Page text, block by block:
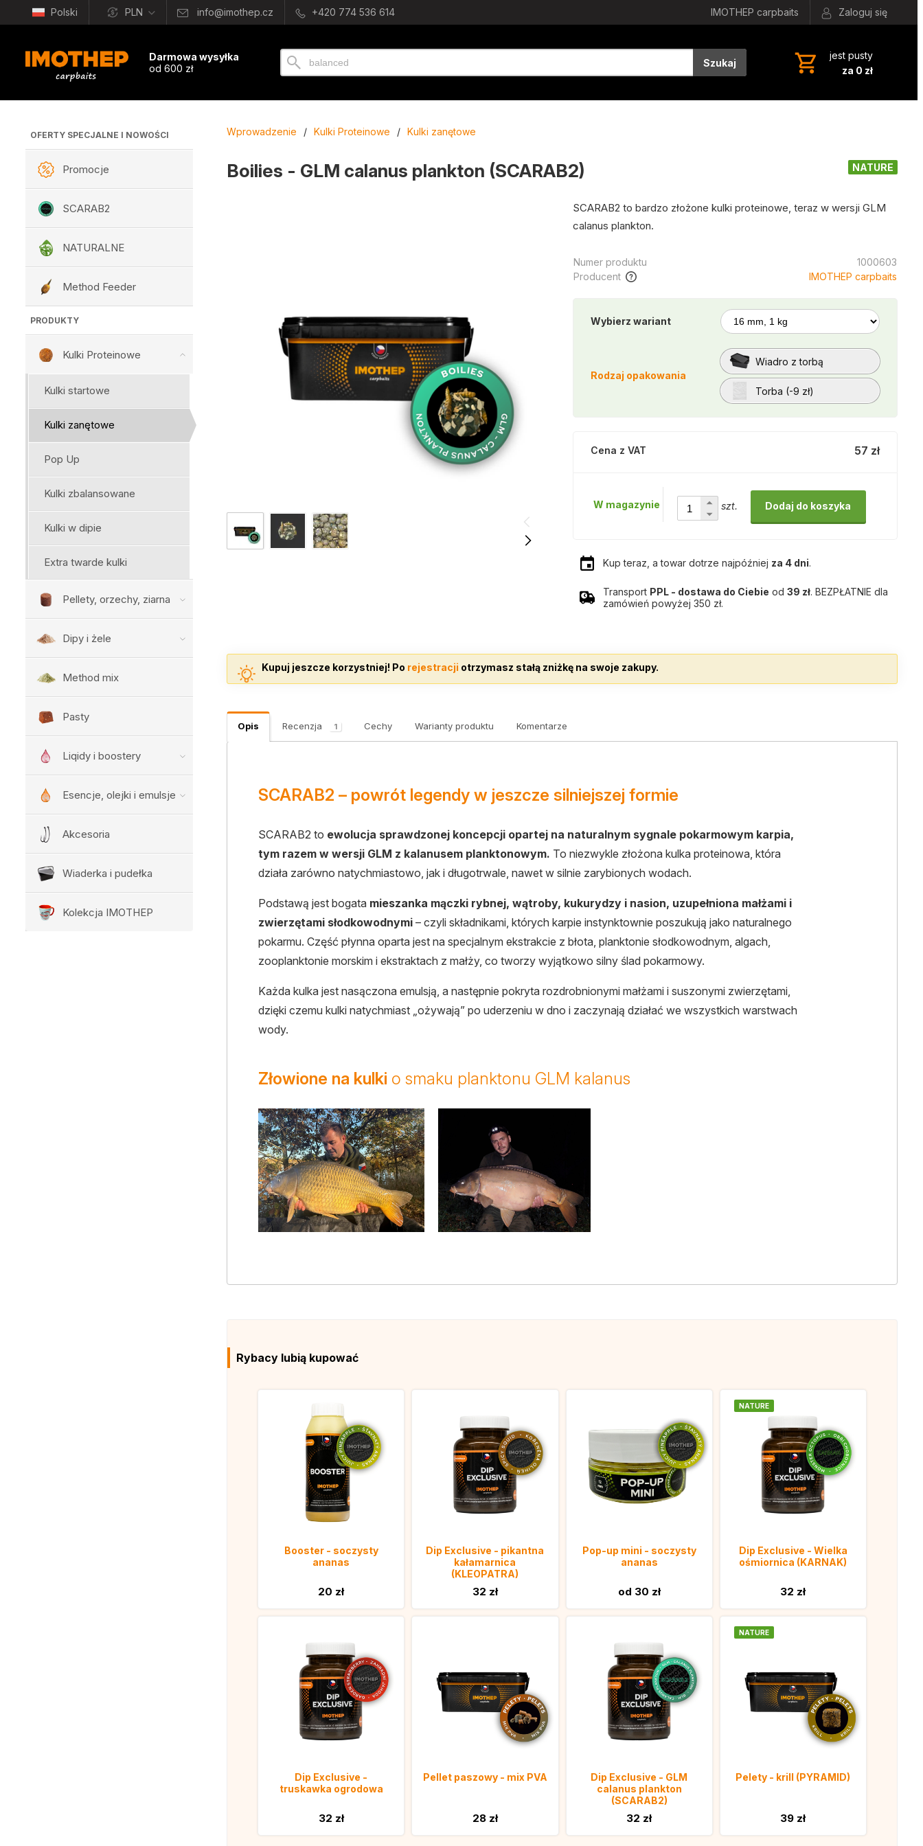
Polski PLN info@imothep.cz +420 774 536 614 IMOTHEP carpbaits Zaloguj się
Darmowa wysyłka
od 600 zł
Szukaj
jest pusty
za 0 zł
OFERTY SPECJALNE I NOWOŚCI
Promocje
SCARAB2
NATURALNE
Method Feeder
PRODUKTY
Kulki Proteinowe
Kulki startowe
Kulki zanętowe
Pop Up
Kulki zbalansowane
Kulki w dipie
Extra twarde kulki
Pellety, orzechy, ziarna
Dipy i żele
Method mix
Pasty
Liqidy i boostery
Esencje, olejki i emulsje
Akcesoria
Wiaderka i pudełka
Kolekcja IMOTHEP
Wprowadzenie / Kulki Proteinowe / Kulki zanętowe
NATURE
Boilies - GLM calanus plankton (SCARAB2)
SCARAB2 to bardzo złożone kulki proteinowe, teraz w wersji GLM
calanus plankton.
Numer produktu
1000603
Producent
IMOTHEP carpbaits
Wybierz wariant
Rodzaj opakowania
Wiadro z torbą
Torba (-9 zł)
57 zł
Cena z VAT
W magazynie szt. Dodaj do koszyka
Kup teraz, a towar dotrze najpóźniej za 4 dni.
Transport PPL - dostawa do Ciebie od 39 zł. BEZPŁATNIE dla
zamówień powyżej 350 zł.
Kupuj jeszcze korzystniej! Po rejestracji otrzymasz stałą zniżkę na swoje zakupy.
Opis Recenzja 1 Cechy Warianty produktu Komentarze
SCARAB2 – powrót legendy w jeszcze silniejszej formie
SCARAB2 to ewolucja sprawdzonej koncepcji opartej na naturalnym sygnale pokarmowym karpia,
tym razem w wersji GLM z kalanusem planktonowym. To niezwykle złożona kulka proteinowa, która
działa zarówno natychmiastowo, jak i długotrwale, nawet w silnie zarybionych wodach.
Podstawą jest bogata mieszanka mączki rybnej, wątroby, kukurydzy i nasion, uzupełniona małżami i
zwierzętami słodkowodnymi – czyli składnikami, których karpie instynktownie poszukują jako naturalnego
pokarmu. Część płynna oparta jest na specjalnym ekstrakcie z błota, planktonie słodkowodnym, algach,
zooplanktonie morskim i ekstraktach z małży, co tworzy wyjątkowo silny ślad pokarmowy.
Każda kulka jest nasączona emulsją, a następnie pokryta rozdrobnionymi małżami i suszonymi zwierzętami,
dzięki czemu kulki natychmiast „ożywają” po uderzeniu w dno i zaczynają działać we wszystkich warstwach
wody.
Złowione na kulki o smaku planktonu GLM kalanus
Rybacy lubią kupować
Booster - soczysty
ananas
20 zł
Dip Exclusive - pikantna
kałamarnica
(KLEOPATRA)
32 zł
Pop-up mini - soczysty
ananas
od 30 zł
NATURE
Dip Exclusive - Wielka
ośmiornica (KARNAK)
32 zł
Dip Exclusive -
truskawka ogrodowa
32 zł
Pellet paszowy - mix PVA
28 zł
Dip Exclusive - GLM
calanus plankton
(SCARAB2)
32 zł
NATURE
Pelety - krill (PYRAMID)
39 zł